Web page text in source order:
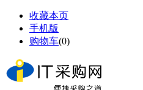
收藏本页
手机版
购物车(0)